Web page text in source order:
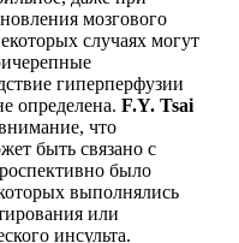
мозгового
случаях могут
гиперперфузии
определена. F.Y. Tsai
что
быть связано с
было
выполнялись
или
инсульта.